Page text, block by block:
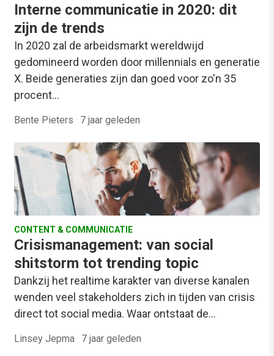
Interne communicatie in 2020: dit
zijn de trends
In 2020 zal de arbeidsmarkt wereldwijd
gedomineerd worden door millennials en generatie
X. Beide generaties zijn dan goed voor zo'n 35
procent…
Bente Pieters · 7 jaar geleden
CONTENT & COMMUNICATIE
Crisismanagement: van social
shitstorm tot trending topic
Dankzij het realtime karakter van diverse kanalen
wenden veel stakeholders zich in tijden van crisis
direct tot social media. Waar ontstaat de…
Linsey Jepma · 7 jaar geleden